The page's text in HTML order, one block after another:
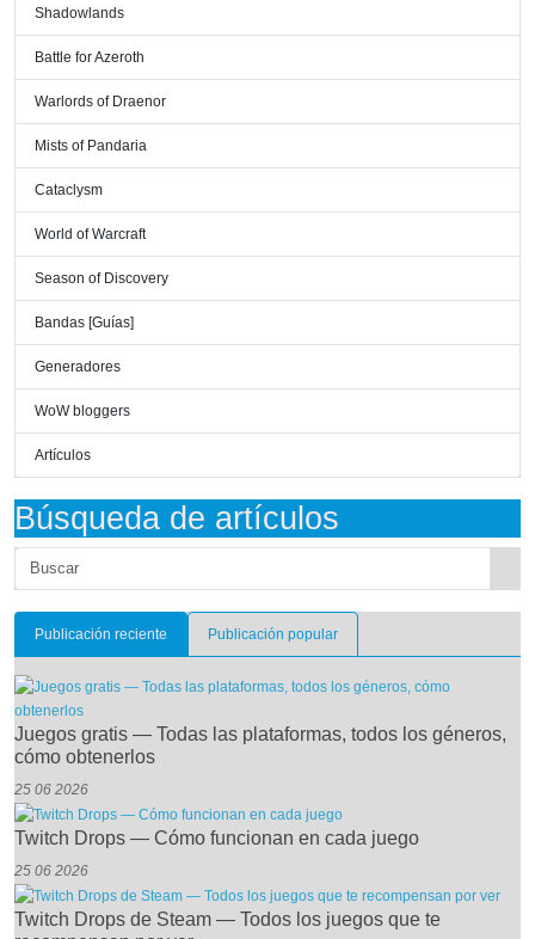
Shadowlands
Battle for Azeroth
Warlords of Draenor
Mists of Pandaria
Cataclysm
World of Warcraft
Season of Discovery
Bandas [Guías]
Generadores
WoW bloggers
Artículos
Búsqueda de artículos
Publicación reciente Publicación popular
Juegos gratis — Todas las plataformas, todos los géneros,
cómo obtenerlos
25 06 2026
Twitch Drops — Cómo funcionan en cada juego
25 06 2026
Twitch Drops de Steam — Todos los juegos que te